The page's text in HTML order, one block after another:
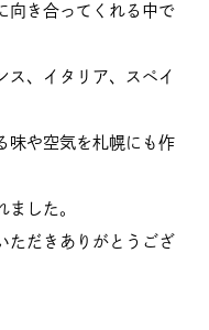
向き合ってくれる中で
ス、イタリア、スペイ
味や空気を札幌にも作
した。
ただきありがとうござ